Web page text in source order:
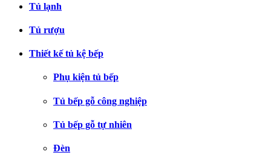
Tủ lạnh
Tủ rượu
Thiết kế tủ kệ bếp
Phụ kiện tủ bếp
Tủ bếp gỗ công nghiệp
Tủ bếp gỗ tự nhiên
Đèn